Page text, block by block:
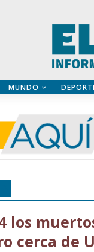
MUNDO
los
cerca de